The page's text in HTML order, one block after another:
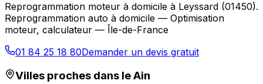
Reprogrammation moteur à domicile à Leyssard (01450).
Reprogrammation auto à domicile — Optimisation
moteur, calculateur — Île-de-France
01 84 25 18 80Demander un devis gratuit
Villes proches dans leAin